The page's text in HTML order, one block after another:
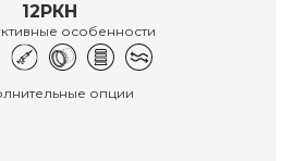
12РКН
особенности
опции